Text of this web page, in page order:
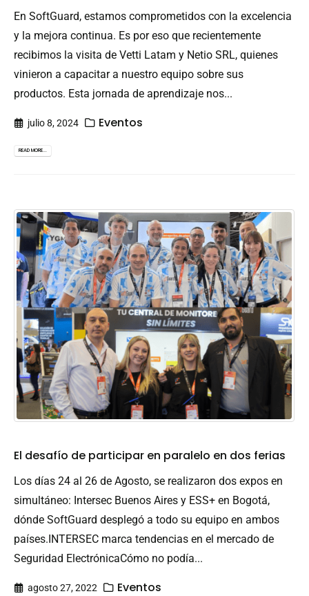
En SoftGuard, estamos comprometidos con la excelencia
y la mejora continua. Es por eso que recientemente
recibimos la visita de Vetti Latam y Netio SRL, quienes
vinieron a capacitar a nuestro equipo sobre sus
productos. Esta jornada de aprendizaje nos...
julio 8, 2024 Eventos
READ MORE...
El desafío de participar en paralelo en dos ferias
Los días 24 al 26 de Agosto, se realizaron dos expos en
simultáneo: Intersec Buenos Aires y ESS+ en Bogotá,
dónde SoftGuard desplegó a todo su equipo en ambos
países.INTERSEC marca tendencias en el mercado de
Seguridad ElectrónicaCómo no podía...
agosto 27, 2022 Eventos